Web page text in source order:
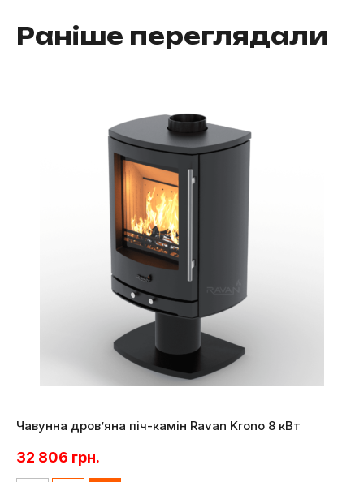
Раніше переглядали
Чавунна дров’яна піч-камін Ravan Krono 8 кВт
32 806 грн.